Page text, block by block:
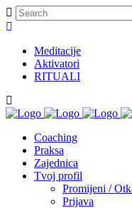
Meditacije
Aktivatori
RITUALI
Coaching
Praksa
Zajednica
Tvoj profil
Promijeni /
Prijava